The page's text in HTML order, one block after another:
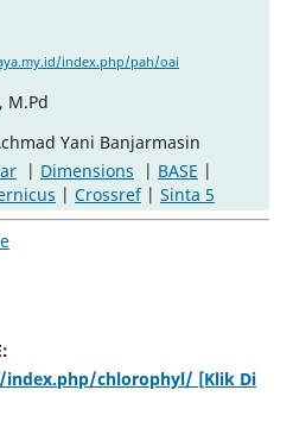
index.php/pah/oai
M.Pd
Yani Banjarmasin
| Dimensions | BASE |
| Crossref| Sinta 5
chlorophyl/ [Klik Di